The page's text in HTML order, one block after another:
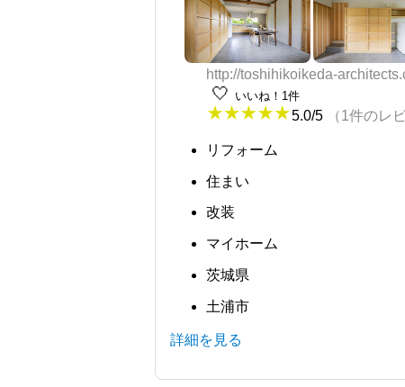
http://toshihikoikeda-
🤍 いいね！1件
5.0/5 （1件のレ
リフォーム
住まい
改装
マイホーム
茨城県
土浦市
詳細を見る